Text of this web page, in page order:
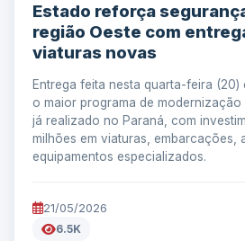
Estado reforça
região Oeste com
viaturas novas
Entrega feita nesta quarta-feira (20)
o maior programa de
já realizado no Paraná, com
milhões em viaturas, embarcações,
equipamentos especializados.
21/05/2026
6.5K